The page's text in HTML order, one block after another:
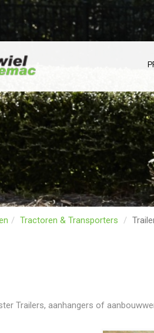
Tractoren & Transporters
Trailers, aanhangers of